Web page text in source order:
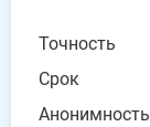
Точность
Срок
Анонимность